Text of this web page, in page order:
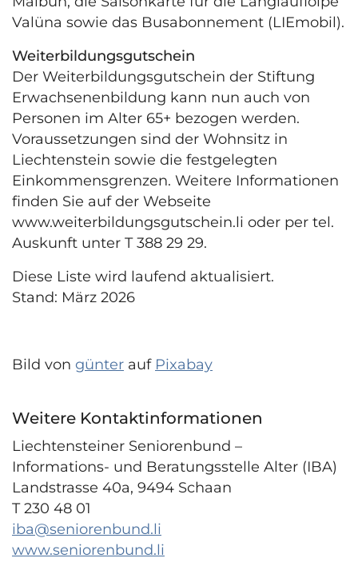
Valüna sowie das Busabonnement (LIEmobil).
Weiterbildungsgutschein
Der Weiterbildungsgutschein der Stiftung
Erwachsenenbildung kann nun auch von
Personen im Alter 65+ bezogen werden.
Voraussetzungen sind der Wohnsitz in
Liechtenstein sowie die festgelegten
Einkommensgrenzen. Weitere Informationen
finden Sie auf der Webseite
www.weiterbildungsgutschein.li oder per tel.
Auskunft unter T 388 29 29.
Diese Liste wird laufend aktualisiert.
Stand: März 2026
Bild von günter auf Pixabay
Weitere Kontaktinformationen
Liechtensteiner Seniorenbund –
Informations- und Beratungsstelle Alter (IBA)
Landstrasse 40a, 9494 Schaan
T 230 48 01
iba@seniorenbund.li
www.seniorenbund.li